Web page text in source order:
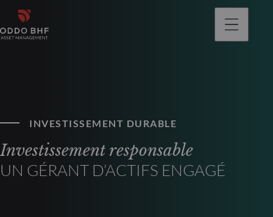
INVESTISSEMENT DURABLE
Investissement responsable
UN GÉRANT D’ACTIFS ENGAGÉ